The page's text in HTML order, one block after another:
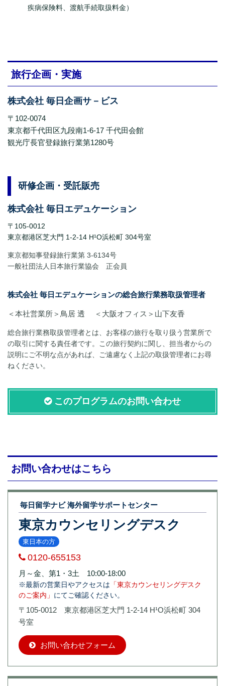
疾病保険料、渡航手続取扱料金）
旅行企画・実施
株式会社 毎日企画サ－ビス
〒102-0074
東京都千代田区九段南1-6-17 千代田会館
観光庁長官登録旅行業第1280号
研修企画・受託販売
株式会社 毎日エデュケーション
〒105-0012
東京都港区芝大門 1-2-14 H¹O浜松町 304号室
東京都知事登録旅行業第 3-6134号
一般社団法人日本旅行業協会 正会員
株式会社 毎日エデュケーションの総合旅行業務取扱管理者
＜本社営業所＞鳥居 透 ＜大阪オフィス＞山下友香
総合旅行業務取扱管理者とは、お客様の旅行を取り扱う営業所で
の取引に関する責任者です。この旅行契約に関し、担当者からの
説明にご不明な点があれば、ご遠慮なく上記の取扱管理者にお尋
ねください。
このプログラムのお問い合わせ
お問い合わせはこちら
毎日留学ナビ 海外留学サポートセンター
東京カウンセリングデスク
東日本の方
0120-655153
月～金、第1・3土 10:00-18:00
※最新の営業日やアクセスは 「東京カウンセリングデスク
のご案内」 にてご確認ください。
〒105-0012 東京都港区芝大門 1-2-14 H¹O浜松町 304
号室
お問い合わせフォーム